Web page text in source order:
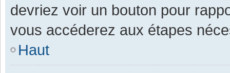
devriez voir un bouton pour
vous accéderez aux étapes
Haut